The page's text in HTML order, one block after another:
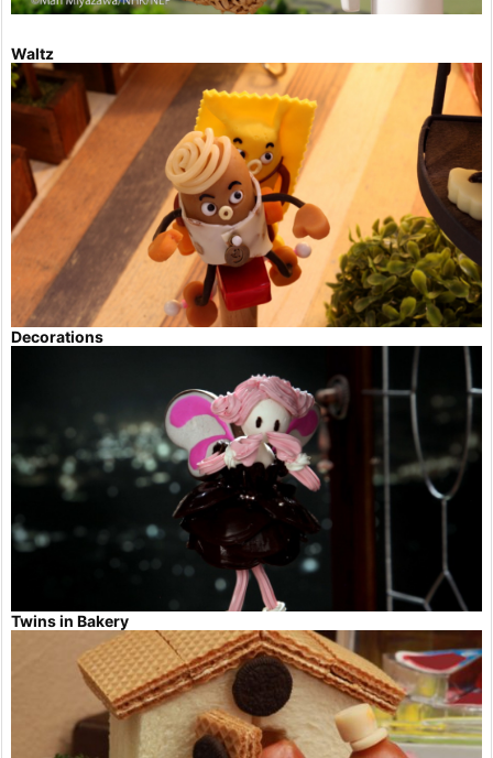
Waltz
Decorations
Twins in Bakery